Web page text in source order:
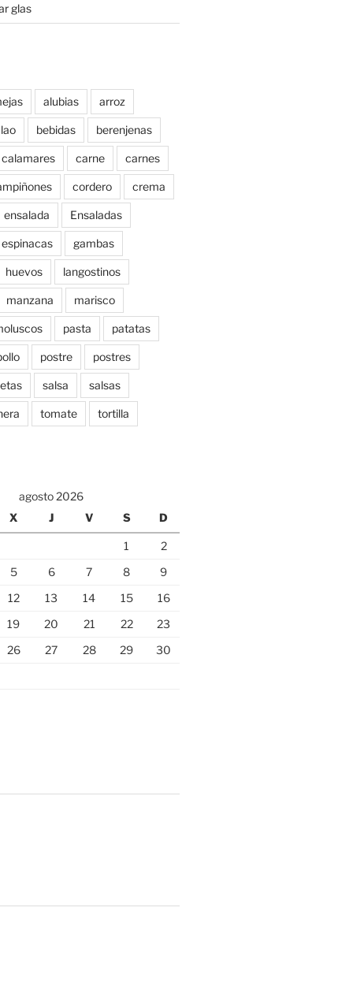
glas
alubias arroz
bebidas berenjenas
calamares carne carnes
cordero crema
ensalada Ensaladas
espinacas gambas
huevos langostinos
manzana marisco
pasta patatas
postre postres
salsa salsas
tomate tortilla
agosto 2026
X J V S D
1
2
5 6 7 8
9
12 13 14 15
16
19 20 21 22
23
26 27 28 29
30